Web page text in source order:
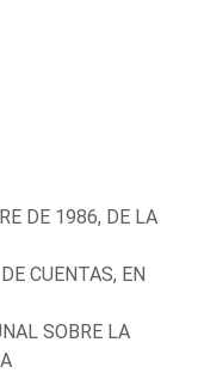
DE 1986, DE LA
CUENTAS, EN
SOBRE LA